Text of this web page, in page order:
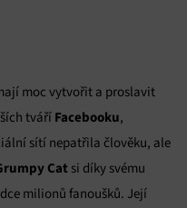
moc vytvořit a proslavit
tváří Facebooku,
sítí nepatřila člověku, ale
Cat si díky svému
milionů fanoušků. Její